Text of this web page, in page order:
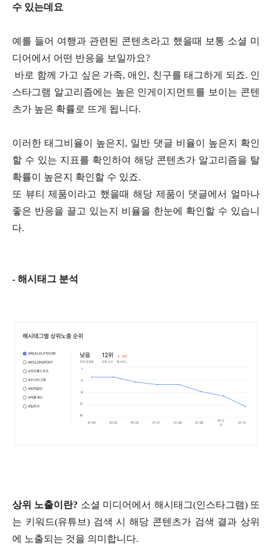
수 있는데요
예를 들어 여행과 관련된 콘텐츠라고 했을때 보통 소셜 미
디어에서 어떤 반응을 보일까요?
바로 함께 가고 싶은 가족, 애인, 친구를 태그하게 되죠. 인
스타그램 알고리즘에는 높은 인게이지먼트를 보이는 콘텐
츠가 높은 확률로 뜨게 됩니다.
이러한 태그비율이 높은지, 일반 댓글 비율이 높은지 확인
할 수 있는 지표를 확인하여 해당 콘텐츠가 알고리즘을 탈
확률이 높은지 확인할 수 있죠.
또 뷰티 제품이라고 했을때 해당 제품이 댓글에서 얼마나
좋은 반응을 끌고 있는지 비율을 한눈에 확인할 수 있습니
다.
- 해시태그 분석
상위 노출이란? 소셜 미디어에서 해시태그(인스타그램) 또
는 키워드(유튜브) 검색 시 해당 콘텐츠가 검색 결과 상위
에 노출되는 것을 의미합니다.